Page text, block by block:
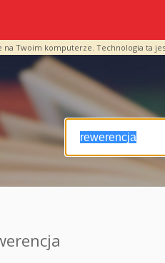
Twoim komputerze. Technologia ta